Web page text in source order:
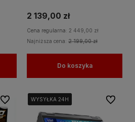
2 139,00 zł
Cena regularna: 2 449,00 zł
Najniższa cena: 2 199,00 zł
Do koszyka
Do ulubionychWYSYŁKA 24H
WYSYŁKA 24H
WYSYŁKA 24H
WYSYŁKA 24H Do